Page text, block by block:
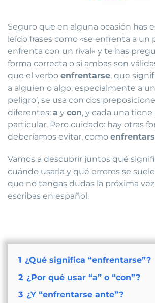
Seguro que en alguna ocasión has
leído frases como «se enfrenta a un
enfrenta con un rival» y te has
forma correcta o si ambas son
que el verbo enfrentarse, que
a alguien o algo, especialmente a
peligro’, se usa con dos
diferentes: a y con, y cada una
particular. Pero cuidado: hay otras
deberíamos evitar, como
Vamos a descubrir juntos qué
cuándo usarla y qué errores se
que no tengas dudas la próxima
escribas en español.
1 ¿Qué significa “enfrentarse”?
2 ¿Por qué usar “a” o “con”?
3 ¿Y “enfrentarse ante”?